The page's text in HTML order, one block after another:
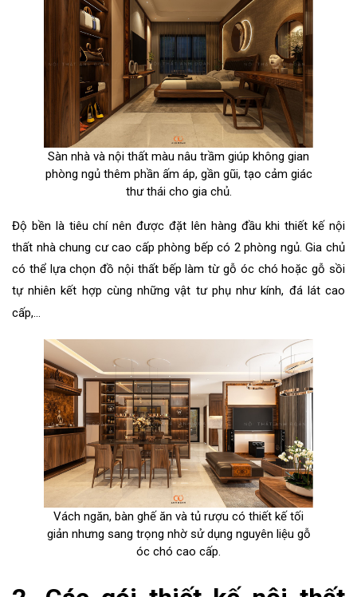
Sàn nhà và nội thất màu nâu trầm giúp không gian
phòng ngủ thêm phần ấm áp, gần gũi, tạo cảm giác
thư thái cho gia chủ.
Độ bền là tiêu chí nên được đặt lên hàng đầu khi thiết kế nội
thất nhà chung cư cao cấp phòng bếp có 2 phòng ngủ. Gia chủ
có thể lựa chọn đồ nội thất bếp làm từ gỗ óc chó hoặc gỗ sồi
tự nhiên kết hợp cùng những vật tư phụ như kính, đá lát cao
cấp,...
Vách ngăn, bàn ghế ăn và tủ rượu có thiết kế tối
giản nhưng sang trọng nhờ sử dụng nguyên liệu gỗ
óc chó cao cấp.